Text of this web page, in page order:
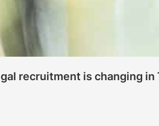
recruitment is changing in